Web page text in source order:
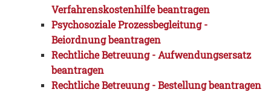
Verfahrenskostenhilfe beantragen
Psychosoziale Prozessbegleitung -
Beiordnung beantragen
Rechtliche Betreuung - Aufwendungsersatz
beantragen
Rechtliche Betreuung - Bestellung beantragen